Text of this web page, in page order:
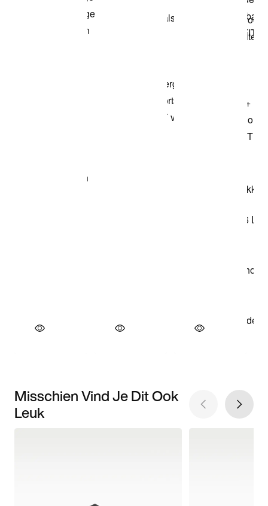
Misschien Vind Je Dit Ook
Leuk